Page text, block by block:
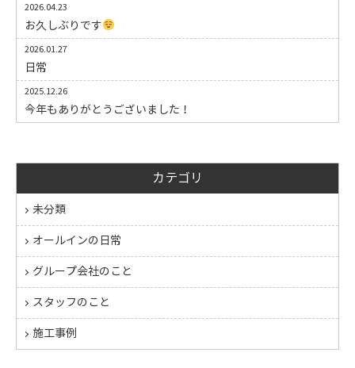
2026.04.23
お久しぶりです
2026.01.27
日常
2025.12.26
今年もありがとうございました！
カテゴリ
未分類
オールインの日常
グループ会社のこと
スタッフのこと
施工事例